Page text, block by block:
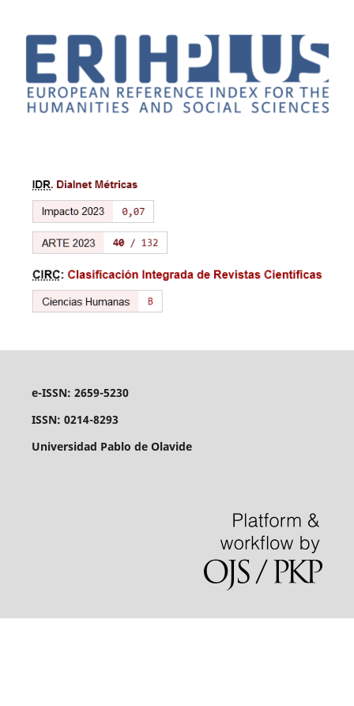
e-ISSN: 2659-5230
ISSN: 0214-8293
Universidad Pablo de Olavide